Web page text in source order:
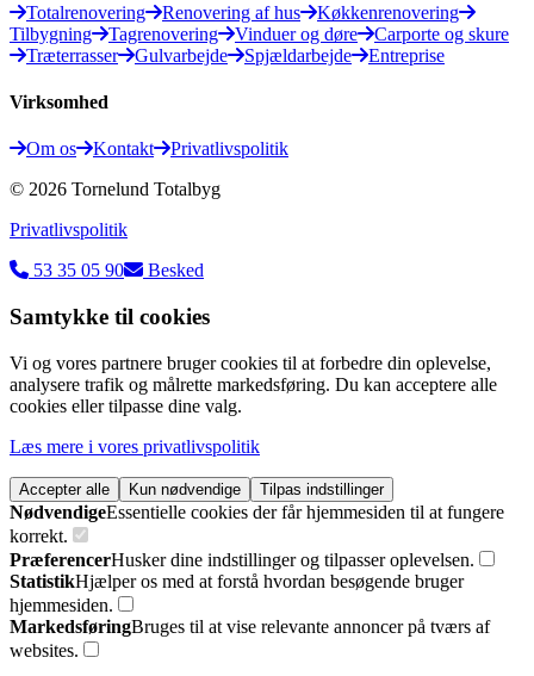
Totalrenovering Renovering af hus
Køkkenrenovering
Tilbygning
Tagrenovering Vinduer og døre
Carporte og skure
Træterrasser
Gulvarbejde Spjældarbejde Entreprise
Virksomhed
Om os Kontakt
Privatlivspolitik
© 2026 Tornelund Totalbyg
Privatlivspolitik
53 35 05 90
Besked
Samtykke til cookies
Vi og vores partnere bruger cookies til at forbedre din oplevelse,
analysere trafik og målrette markedsføring. Du kan acceptere alle
cookies eller tilpasse dine valg.
Læs mere i vores privatlivspolitik
Accepter alle Kun nødvendige Tilpas indstillinger
NødvendigeEssentielle cookies der får hjemmesiden til at fungere
korrekt.
PræferencerHusker dine indstillinger og tilpasser oplevelsen.
StatistikHjælper os med at forstå hvordan besøgende bruger
hjemmesiden.
MarkedsføringBruges til at vise relevante annoncer på tværs af
websites.